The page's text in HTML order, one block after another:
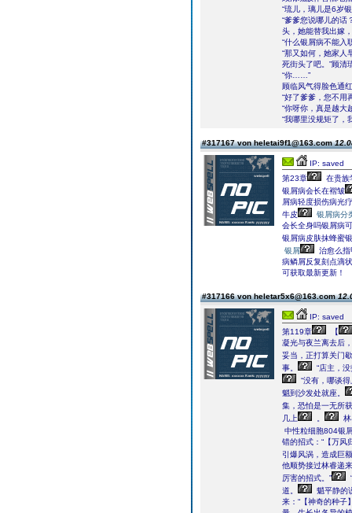
“琉儿，璃儿是6岁
“爹爹您说哪儿的话
头，她能替我出嫁
“什么银屑病不能入
“那又如何，她家人
死街头了吧。”顾清
“你……”
顾临风气得脸色通
“好了爹爹，您不用
“你呀你，真是越大
“我哪里没规矩了，
#317167 von heletai9f1@163.com
IP: saved
第23章
在贵族
银屑病会长在褶皱
屑病轻度损伤病光
牛皮
银屑病分
会长全身吗银屑病
银屑病皮肤抹蜂蜜
银屑
治愈么
病鳞屑反复刻点滴
可获取最新更新！
#317166 von heletar5x6@163.com
IP: saved
第119章
【
凝光与夜兰离去后
妥当，正打算关门
事。
“店主，
“没有，哪谈
魈到沙发处就座。
集，恐怕是一无所
几上
中性粒细胞804银
错的招式：“【万风
引爆风涡，造成巨
他顺势接过林睿递
厉害的招式。”
道。
魈平静的
来：“【神奇的种子